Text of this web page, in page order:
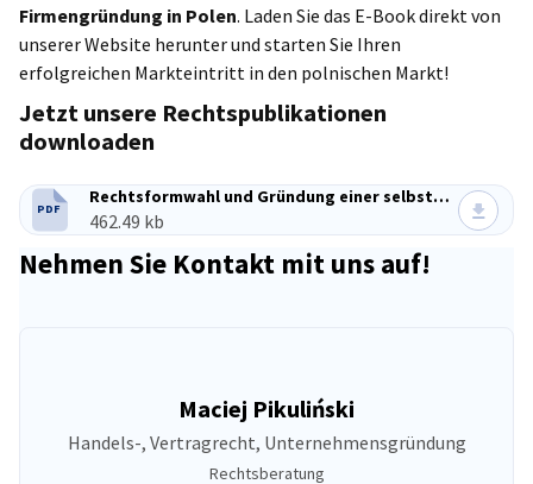
Firmengründung in Polen. Laden Sie das E-Book direkt von
unserer Website herunter und starten Sie Ihren
erfolgreichen Markteintritt in den polnischen Markt!
Jetzt unsere Rechtspublikationen
downloaden
DATEITYP:
PDF
Rechtsformwahl und Gründung einer selbständigen GmbH in Polen
Dateigröße:
462.49 kb
Nehmen Sie Kontakt mit uns auf!
Maciej Pikuliński
Handels-, Vertragrecht, Unternehmensgründung
Rechtsberatung